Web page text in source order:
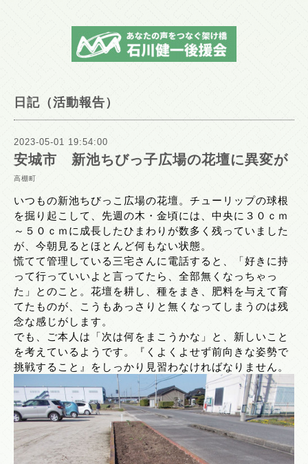
日記（活動報告）
2023-05-01 19:54:00
安城市 新池ちびっ子広場の花壇に異変が
高棚町
いつもの新池ちびっこ広場の花壇。チューリップの球根
を掘り起こして、先週の木・金頃には、中央に３０ｃｍ
～５０ｃｍに成長したひまわりが数多く残っていました
が、今朝見るとほとんど何もない状態。
慌てて管理している三宅さんに電話すると、「好きに持
って行っていいよと言ってたら、全部無くなっちゃっ
た」とのこと。花壇を耕し、種をまき、肥料を与えて育
てたものが、こうもあっさりと無くなってしまうのは残
念な感じがします。
でも、ご本人は「次は何をまこうかな」と、新しいこと
を考えているようです。『くよくよせず前向きな姿勢で
挑戦すること』をしっかり見習わなければなりません。